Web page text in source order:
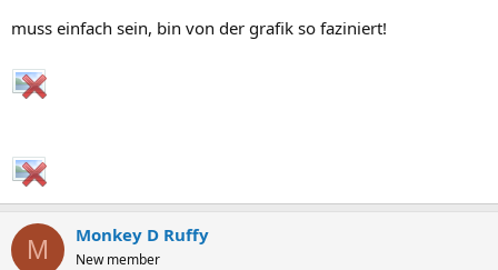
muss einfach sein, bin von der grafik so faziniert!
M Monkey D Ruffy
New member